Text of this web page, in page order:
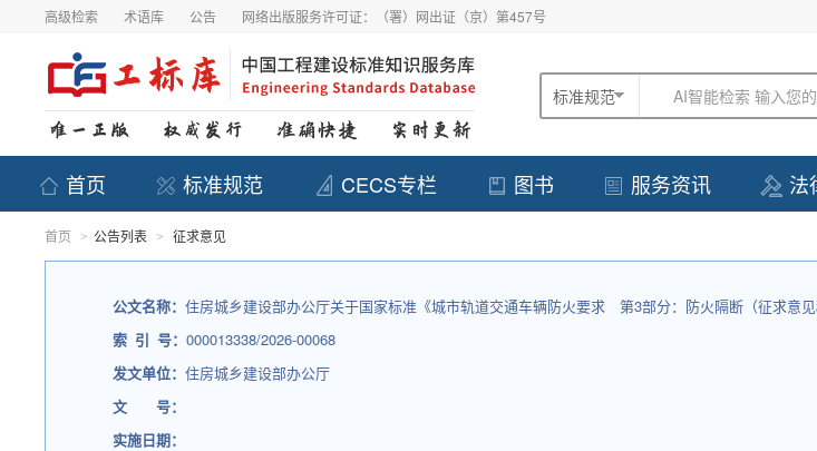
高级检索 术语库 公告 网络出版服务许可证：（署）网出证（京）第457号
标准规范 AI智能检索 输入您
首页 标准规范 CECS专栏 图书 服务资讯 法
首页 > 公告列表 > 征求意见
公文名称： 住房城乡建设部办公厅关于国家标准《城市轨道交通车辆防火要求　第3部分：防火隔断（征求意
索 引 号： 000013338/2026-00068
发文单位： 住房城乡建设部办公厅
文 号：
实施日期：